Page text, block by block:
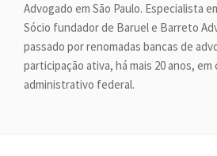
Advogado em São Paulo. Especialista
Sócio fundador de Baruel e Barreto
passado por renomadas bancas de
participação ativa, há mais 20 anos,
administrativo federal.